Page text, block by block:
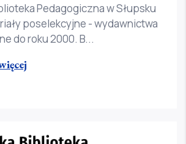
Pedagogiczna w Słupsku
poselekcyjne - wydawnictwa
do roku 2000. B...